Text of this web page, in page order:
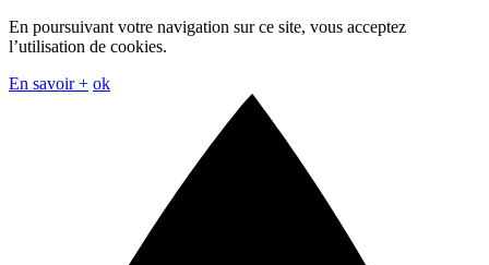
En poursuivant votre navigation sur ce site, vous acceptez
l’utilisation de cookies.
En savoir + ok